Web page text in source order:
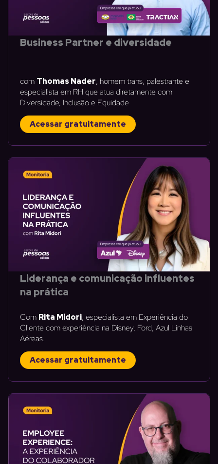
Business Partner e diversidade
com Thomas Nader, homem trans, palestrante e
especialista em RH que atua diretamente com
Diversidade, Inclusão e Equidade
Acessar gratuitamente
Liderança e comunicação influentes
na prática
Com Rita Midori, especialista em Experiência do
Cliente com experiência na Disney, Ford, Azul Linhas
Aéreas.
Acessar gratuitamente